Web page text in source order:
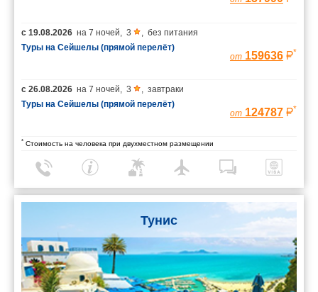
с 19.08.2026 на 7 ночей 3
без питания
Туры на Сейшелы (прямой перелёт)
от 159636 *
с 26.08.2026 на 7 ночей 3
завтраки
Туры на Сейшелы (прямой перелёт)
от 124787 *
* Стоимость на человека при двухместном размещении
Тунис